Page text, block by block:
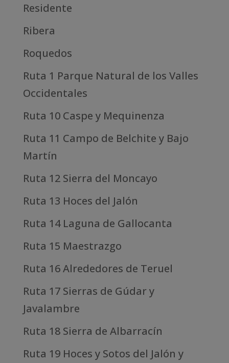
Residente
Ribera
Roquedos
Ruta 1 Parque Natural de los Valles
Occidentales
Ruta 10 Caspe y Mequinenza
Ruta 11 Campo de Belchite y Bajo
Martín
Ruta 12 Sierra del Moncayo
Ruta 13 Hoces del Jalón
Ruta 14 Laguna de Gallocanta
Ruta 15 Maestrazgo
Ruta 16 Alrededores de Teruel
Ruta 17 Sierras de Gúdar y
Javalambre
Ruta 18 Sierra de Albarracín
Ruta 19 Hoces y Sotos del Jalón y